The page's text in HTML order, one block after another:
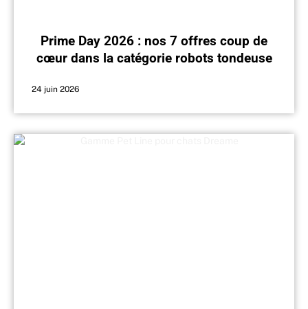
Prime Day 2026 : nos 7 offres coup de
cœur dans la catégorie robots tondeuse
24 juin 2026